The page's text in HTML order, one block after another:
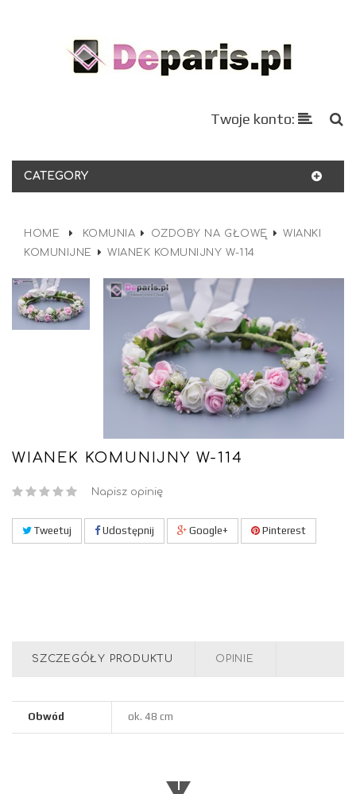
Twoje konto:
CATEGORY
HOME KOMUNIA OZDOBY NA GŁOWĘ
WIANKI
KOMUNIJNE
WIANEK KOMUNIJNY W-114
WIANEK KOMUNIJNY W-114
Napisz opinię
Tweetuj Udostępnij Google+ Pinterest
SZCZEGÓŁY PRODUKTU OPINIE
Obwód ok. 48 cm